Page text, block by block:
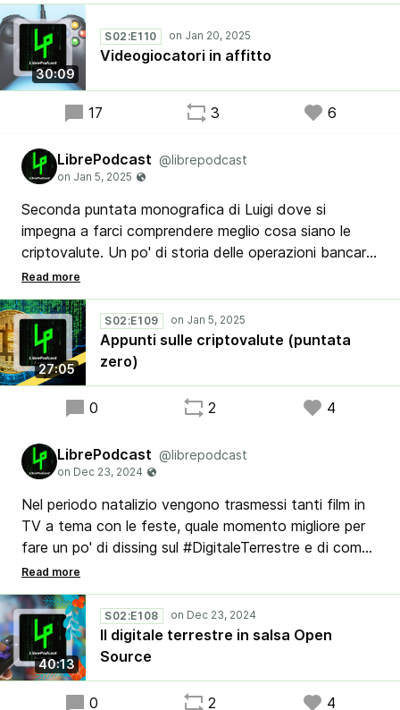
scapito di quello della "proprietà" del software, cosa
che potrebbe aprire vari scenari futuri a tinte fosche
se non veramente preoccupanti...
30:09
S02:E110
Videogiocatori in affitto
17 3 6
LibrePodcast @librepodcast
Seconda puntata monografica di Luigi dove si
impegna a farci comprendere meglio cosa siano le
criptovalute. Un po' di storia delle operazioni bancarie
tradizionali e la transizione al digitale, sia tecnologica
che sociologica e contestualizzazione dell'attuale
mercato della moneta virtuale.
27:05
S02:E109
Appunti sulle criptovalute (puntata
zero)
0 2 4
LibrePodcast @librepodcast
Nel periodo natalizio vengono trasmessi tanti film in
TV a tema con le feste, quale momento migliore per
fare un po' di dissing sul #DigitaleTerrestre e di come
utilizzarlo in salsa #OpenSource?
In questa puntata Stefano, Antonino e Maurizio
dicono la loro su questi temi e, assieme ad altri della
redazione, fanno i loro auguri di Buone Feste a tutti
gli ascoltatori.
40:13
S02:E108
Il digitale terrestre in salsa Open
Source
0 2 4